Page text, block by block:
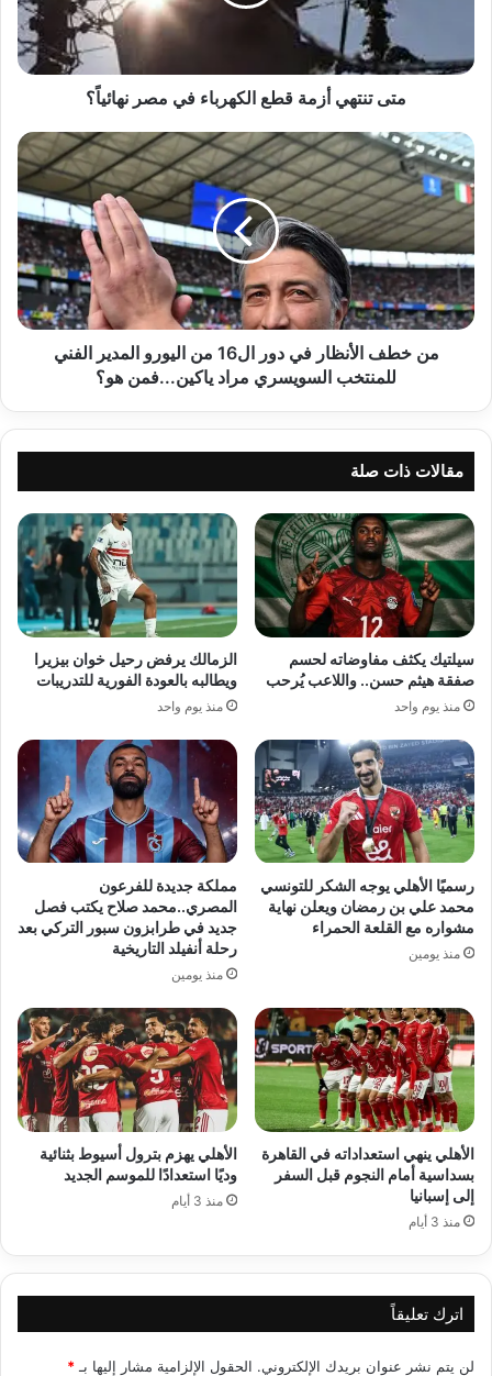
متى تنتهي أزمة قطع الكهرباء في مصر نهائياً؟
من
خطف
الأنظار
في
دور
ال16
من
اليورو
المدير
من خطف الأنظار في دور ال16 من اليورو المدير الفني
للمنتخب السويسري مراد ياكين...فمن هو؟
مقالات ذات صلة
سيلتيك يكثف مفاوضاته لحسم
صفقة هيثم حسن.. واللاعب يُرحب
منذ يوم واحد
الزمالك يرفض رحيل خوان بيزيرا
ويطالبه بالعودة الفورية للتدريبات
منذ يوم واحد
رسميًا الأهلي يوجه الشكر للتونسي
محمد علي بن رمضان ويعلن نهاية
مشواره مع القلعة الحمراء
منذ يومين
مملكة جديدة للفرعون
المصري..محمد صلاح يكتب فصل
جديد في طرابزون سبور التركي بعد
رحلة أنفيلد التاريخية
منذ يومين
الأهلي ينهي استعداداته في القاهرة
بسداسية أمام النجوم قبل السفر
إلى إسبانيا
منذ 3 أيام
الأهلي يهزم بترول أسيوط بثنائية
وديًا استعدادًا للموسم الجديد
منذ 3 أيام
اترك تعليقاً
لن يتم نشر عنوان بريدك الإلكتروني. الحقول الإلزامية مشار إليها بـ *